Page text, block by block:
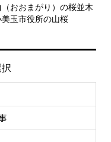
（おおまがり）の桜並木
美玉市役所の山桜